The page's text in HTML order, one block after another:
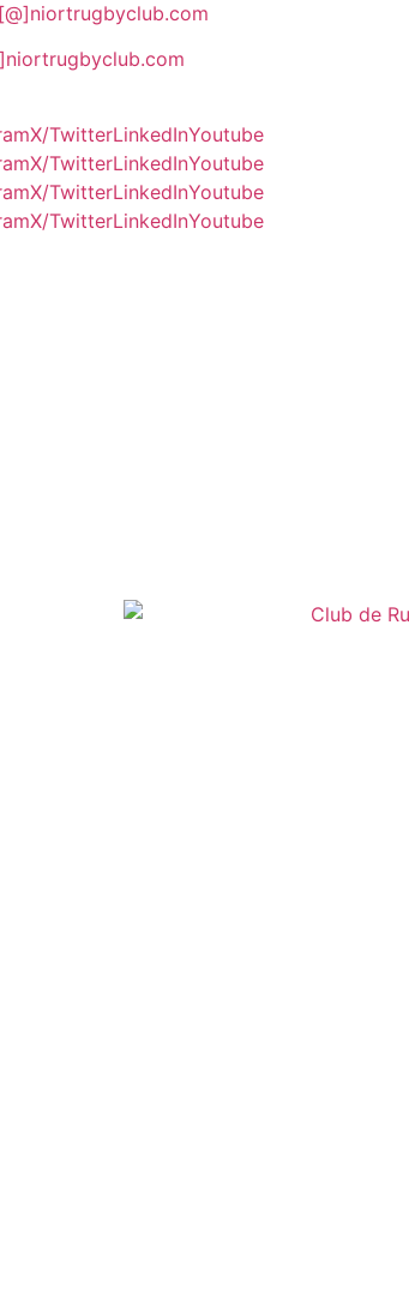
X/TwitterLinkedInYoutube
X/TwitterLinkedInYoutube
X/TwitterLinkedInYoutube
X/TwitterLinkedInYoutube